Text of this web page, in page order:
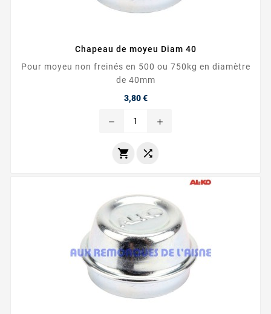
Chapeau de moyeu Diam 40
Pour moyeu non freinés en 500 ou 750kg en diamètre
de 40mm
3,80 €Prix
remove add
 